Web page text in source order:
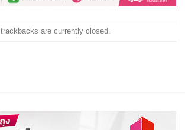
are currently closed.